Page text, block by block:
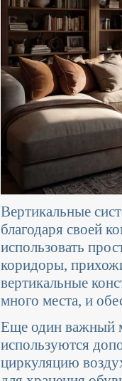
Вертикальные
благодаря своей
использовать
коридоры,
вертикальные
много места, и
Еще один важный
используются
циркуляцию